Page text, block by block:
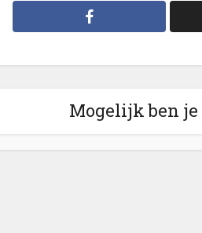
Mogelijk ben